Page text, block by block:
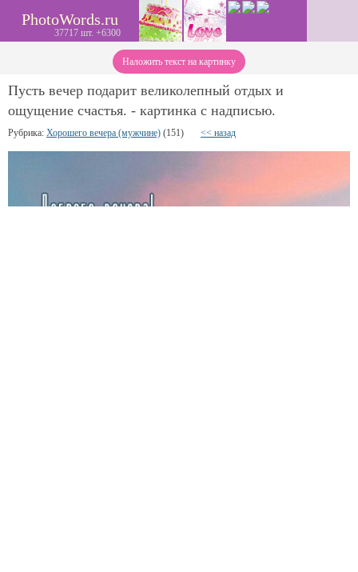
PhotoWords.ru
37717 шт. +6300
Наложить текст на картинку
Пусть вечер подарит великолепный отдых и
ощущение счастья. - картинка с надписью.
Рубрика: Хорошего вечера (мужчине) (151) << назад